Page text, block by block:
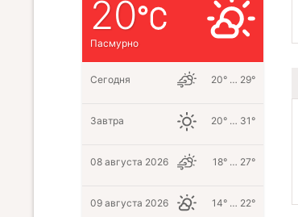
20
Пасмурно
Сегодня 20° … 29°
Завтра 20° … 31°
08 августа 2026 18° … 27°
09 августа 2026 14° … 22°